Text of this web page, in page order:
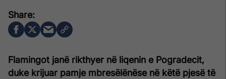
Flamingot janë rikthyer në liqenin e Pogradecit,
duke krijuar pamje mbresëlënëse në këtë pjesë të